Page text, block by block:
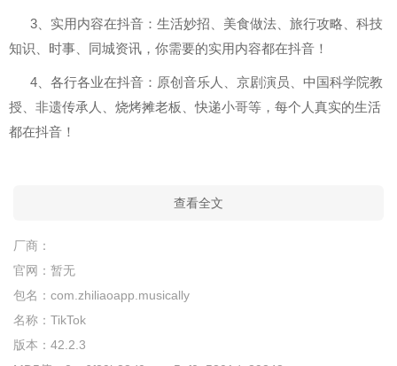
3、实用内容在抖音：生活妙招、美食做法、旅行攻略、科技
知识、时事、同城资讯，你需要的实用内容都在抖音！
4、各行各业在抖音：原创音乐人、京剧演员、中国科学院教
授、非遗传承人、烧烤摊老板、快递小哥等，每个人真实的生活
都在抖音！
查看全文
厂商：
官网： 暂无
包名： com.zhiliaoapp.musically
名称： TikTok
版本： 42.2.3